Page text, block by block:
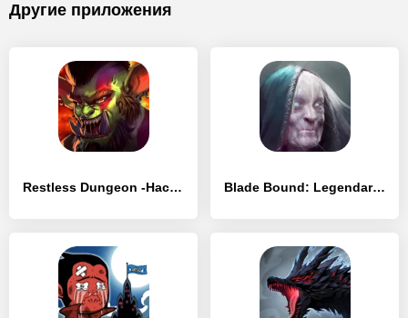
Другие приложения
Restless Dungeon -Hack n Slash Blade Bound: Legendary Hack’n’Slash РПГ Action RPG